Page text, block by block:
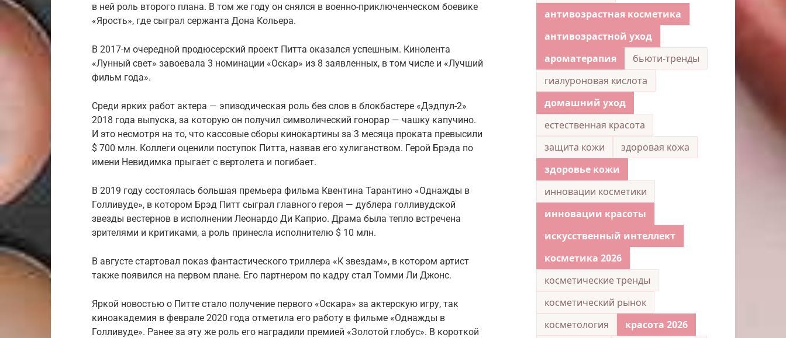
в ней роль второго плана. В том же году он снялся в военно-приключенческом боевике
«Ярость», где сыграл сержанта Дона Кольера.
В 2017-м очередной продюсерский проект Питта оказался успешным. Кинолента
«Лунный свет» завоевала 3 номинации «Оскар» из 8 заявленных, в том числе и «Лучший
фильм года».
Среди ярких работ актера — эпизодическая роль без слов в блокбастере «Дэдпул-2»
2018 года выпуска, за которую он получил символический гонорар — чашку капучино.
И это несмотря на то, что кассовые сборы кинокартины за 3 месяца проката превысили
$ 700 млн. Коллеги оценили поступок Питта, назвав его хулиганством. Герой Брэда по
имени Невидимка прыгает с вертолета и погибает.
В 2019 году состоялась большая премьера фильма Квентина Тарантино «Однажды в
Голливуде», в котором Брэд Питт сыграл главного героя — дублера голливудской
звезды вестернов в исполнении Леонардо Ди Каприо. Драма была тепло встречена
зрителями и критиками, а роль принесла исполнителю $ 10 млн.
В августе стартовал показ фантастического триллера «К звездам», в котором артист
также появился на первом плане. Его партнером по кадру стал Томми Ли Джонс.
Яркой новостью о Питте стало получение первого «Оскара» за актерскую игру, так
киноакадемия в феврале 2020 года отметила его работу в фильме «Однажды в
Голливуде». Ранее за эту же роль его наградили премией «Золотой глобус». В короткой
антивозрастная косметика
антивозрастной уход
ароматерапия
бьюти-тренды
гиалуроновая кислота
домашний уход
естественная красота
защита кожи
здоровая кожа
здоровье кожи
инновации косметики
инновации красоты
искусственный интеллект
косметика 2026
косметические тренды
косметический рынок
косметология
красота 2026